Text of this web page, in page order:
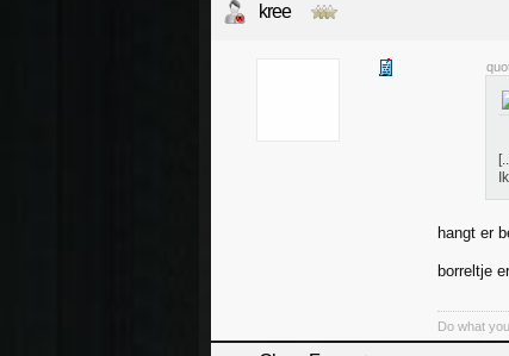
kree
hangt er
borreltje
Do what